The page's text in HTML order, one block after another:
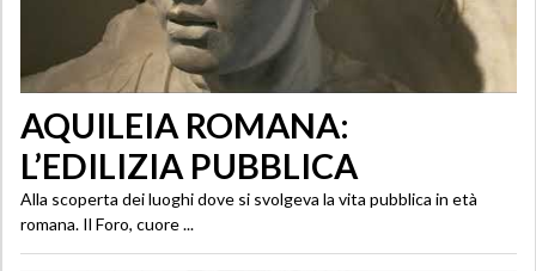
AQUILEIA ROMANA:
L’EDILIZIA PUBBLICA
Alla scoperta dei luoghi dove si svolgeva la vita pubblica in età
romana. Il Foro, cuore ...